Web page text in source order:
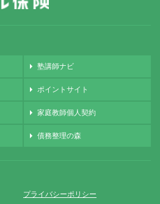
塾講師ナビ
ポイントサイト
家庭教師個人契約
債務整理の森
プライバシーポリシー